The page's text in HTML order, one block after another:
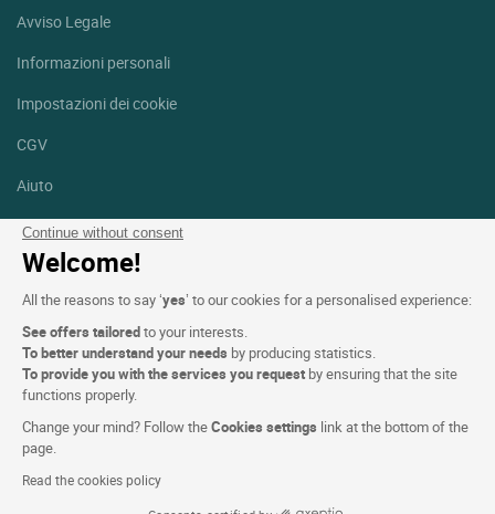
Continue without consent
Welcome!
All the reasons to say ‘yes’ to our cookies for a personalised experience:
See offers tailoredto your interests.
To better understand your needs by producing statistics.
To provide you with the services you request by ensuring that the site
functions properly.
Change your mind? Follow theCookies settings link at the bottom of the
page.
Read the cookies policy
Avviso Legale
Informazioni personali
Impostazioni dei cookie
CGV
Aiuto
Mappa del sito
Crediti fotografici
Facebook
Linkedin